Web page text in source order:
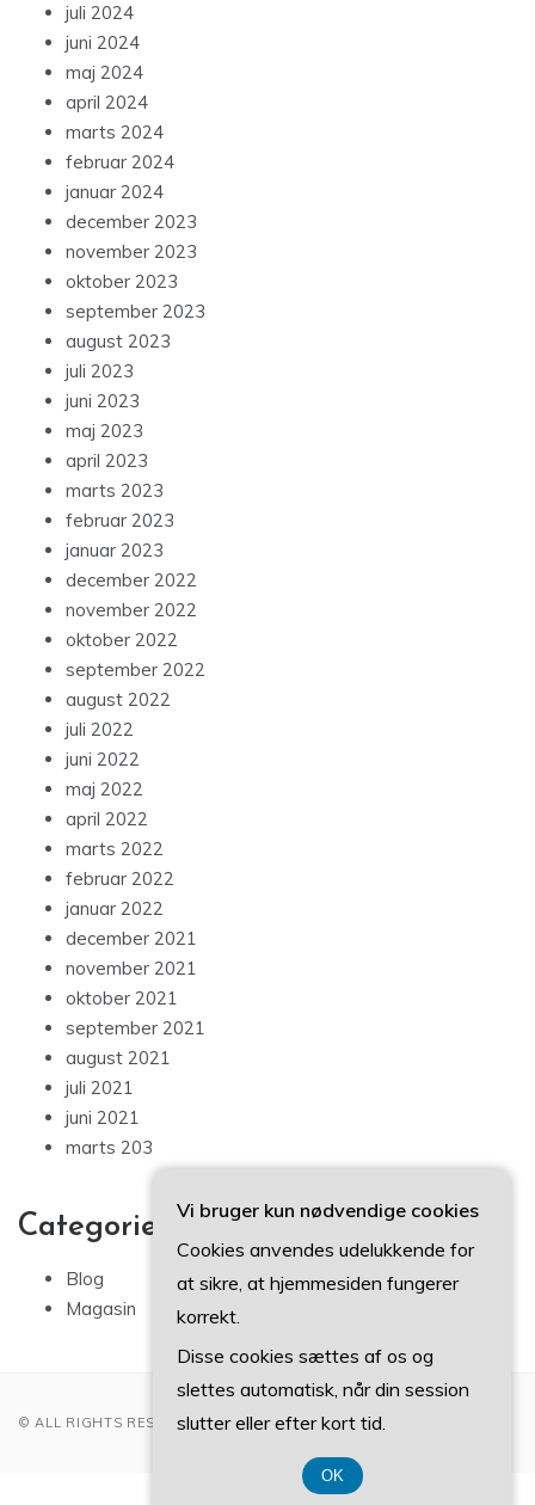
juli 2024
juni 2024
maj 2024
april 2024
marts 2024
februar 2024
januar 2024
december 2023
november 2023
oktober 2023
september 2023
august 2023
juli 2023
juni 2023
maj 2023
april 2023
marts 2023
februar 2023
januar 2023
december 2022
november 2022
oktober 2022
september 2022
august 2022
juli 2022
juni 2022
maj 2022
april 2022
marts 2022
februar 2022
januar 2022
december 2021
november 2021
oktober 2021
september 2021
august 2021
juli 2021
juni 2021
marts 203
Categories
Blog
Magasin
© ALL RIGHTS RESERVED 2022
Vi bruger kun nødvendige cookies
Cookies anvendes udelukkende for
at sikre, at hjemmesiden fungerer
korrekt.
Disse cookies sættes af os og
slettes automatisk, når din session
slutter eller efter kort tid.
OK